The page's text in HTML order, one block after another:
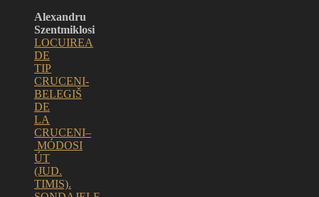
Alexandru
Szentmiklosi
LOCUIREA
DE
TIP
CRUCENI-
BELEGIŠ
DE
LA
CRUCENI–
MÓDOSI
ÚT
(JUD.
TIMIS).